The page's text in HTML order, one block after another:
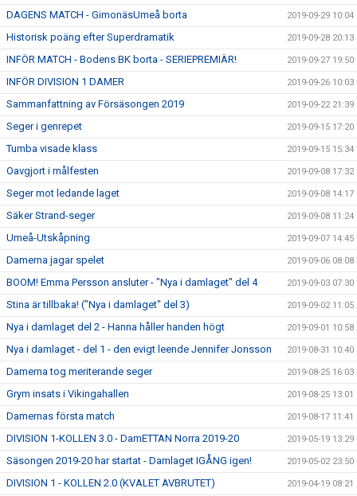
DAGENS MATCH - GimonäsUmeå borta 2019-09-29 10:04
Historisk poäng efter Superdramatik 2019-09-28 20:13
INFÖR MATCH - Bodens BK borta - SERIEPREMIÄR! 2019-09-27 19:50
INFÖR DIVISION 1 DAMER 2019-09-26 10:03
Sammanfattning av Försäsongen 2019 2019-09-22 21:39
Seger i genrepet 2019-09-15 17:20
Tumba visade klass 2019-09-15 15:34
Oavgjort i målfesten 2019-09-08 17:32
Seger mot ledande laget 2019-09-08 14:17
Säker Strand-seger 2019-09-08 11:24
Umeå-Utskåpning 2019-09-07 14:45
Damerna jagar spelet 2019-09-06 08:08
BOOM! Emma Persson ansluter - "Nya i damlaget" del 4 2019-09-03 07:30
Stina är tillbaka! ("Nya i damlaget" del 3) 2019-09-02 11:05
Nya i damlaget del 2 - Hanna håller handen högt 2019-09-01 10:58
Nya i damlaget - del 1 - den evigt leende Jennifer Jonsson 2019-08-31 10:40
Damerna tog meriterande seger 2019-08-25 16:03
Grym insats i Vikingahallen 2019-08-25 13:01
Damernas första match 2019-08-17 11:41
DIVISION 1-KOLLEN 3.0 - DamETTAN Norra 2019-20 2019-05-19 13:29
Säsongen 2019-20 har startat - Damlaget IGÅNG igen! 2019-05-02 23:50
DIVISION 1 - KOLLEN 2.0 (KVALET AVBRUTET) 2019-04-19 08:21